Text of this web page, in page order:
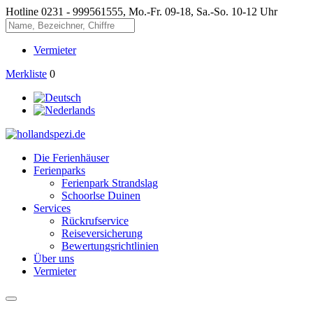
Hotline 0231 - 999561555, Mo.-Fr. 09-18, Sa.-So. 10-12 Uhr
Vermieter
Merkliste 0
Die Ferienhäuser
Ferienparks
Ferienpark Strandslag
Schoorlse Duinen
Services
Rückrufservice
Reiseversicherung
Bewertungsrichtlinien
Über uns
Vermieter